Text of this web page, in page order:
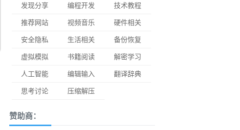
发现分享
编程开发
技术教程
推荐网站
视频音乐
硬件相关
安全隐私
生活相关
备份恢复
虚拟模拟
书籍阅读
解密学习
人工智能
编辑输入
翻译辞典
思考讨论
压缩解压
赞助商：